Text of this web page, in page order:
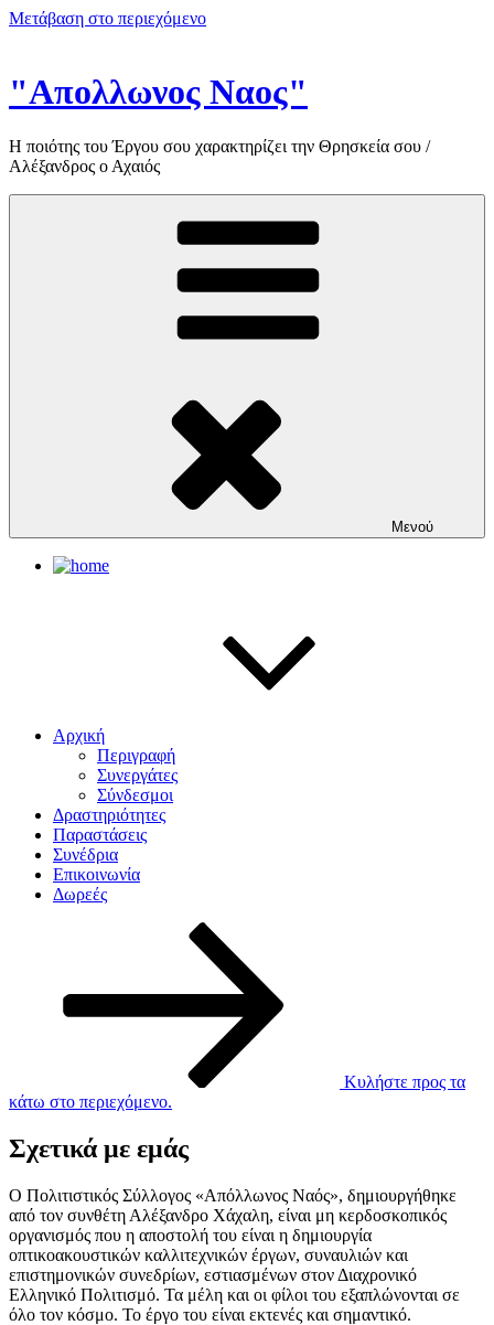
Μετάβαση στο περιεχόμενο
"Απολλωνος Ναος"
Η ποιότης του Έργου σου χαρακτηρίζει την Θρησκεία σου /
Αλέξανδρος ο Αχαιός
Μενού
Αρχική
Περιγραφή
Συνεργάτες
Σύνδεσμοι
Δραστηριότητες
Παραστάσεις
Συνέδρια
Επικοινωνία
Δωρεές
Κυλήστε προς τα
κάτω στο περιεχόμενο.
Σχετικά με εμάς
Ο Πολιτιστικός Σύλλογος «Απόλλωνος Ναός», δημιουργήθηκε
από τον συνθέτη Αλέξανδρο Χάχαλη, είναι μη κερδοσκοπικός
οργανισμός που η αποστολή του είναι η δημιουργία
οπτικοακουστικών καλλιτεχνικών έργων, συναυλιών και
επιστημονικών συνεδρίων, εστιασμένων στον Διαχρονικό
Ελληνικό Πολιτισμό. Τα μέλη και οι φίλοι του εξαπλώνονται σε
όλο τον κόσμο. Το έργο του είναι εκτενές και σημαντικό.